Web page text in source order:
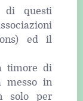
di questi
ed il
timore di
messo in
solo per